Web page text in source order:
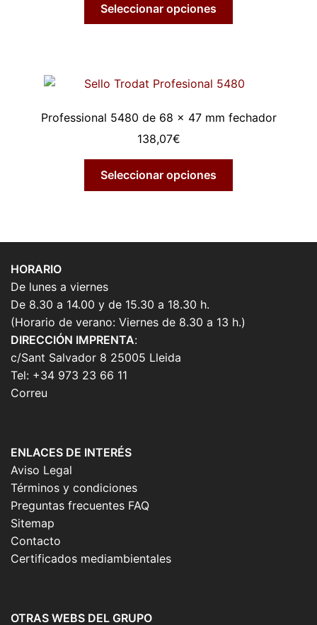
Seleccionar opciones
Professional 5480 de 68 x 47 mm fechador
138,07€
Seleccionar opciones
HORARIO
De lunes a viernes
De 8.30 a 14.00 y de 15.30 a 18.30 h.
(Horario de verano: Viernes de 8.30 a 13 h.)
DIRECCIÓN IMPRENTA:
c/Sant Salvador 8 25005 Lleida
Tel: +34 973 23 66 11
Correu
ENLACES DE INTERÉS
Aviso Legal
Términos y condiciones
Preguntas frecuentes FAQ
Sitemap
Contacto
Certificados mediambientales
OTRAS WEBS DEL GRUPO